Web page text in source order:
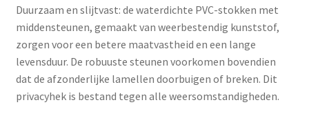
Duurzaam en slijtvast: de waterdichte PVC-stokken met
middensteunen, gemaakt van weerbestendig kunststof,
zorgen voor een betere maatvastheid en een lange
levensduur. De robuuste steunen voorkomen bovendien
dat de afzonderlijke lamellen doorbuigen of breken. Dit
privacyhek is bestand tegen alle weersomstandigheden.